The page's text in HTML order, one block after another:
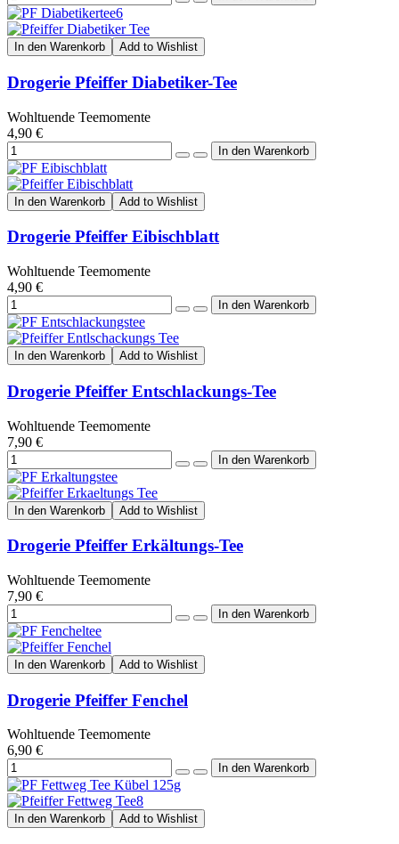
In den Warenkorb Add to Wishlist
Drogerie Pfeiffer Diabetiker-Tee
Wohltuende Teemomente
4,90 €
In den Warenkorb Add to Wishlist
Drogerie Pfeiffer Eibischblatt
Wohltuende Teemomente
4,90 €
In den Warenkorb Add to Wishlist
Drogerie Pfeiffer Entschlackungs-Tee
Wohltuende Teemomente
7,90 €
In den Warenkorb Add to Wishlist
Drogerie Pfeiffer Erkältungs-Tee
Wohltuende Teemomente
7,90 €
In den Warenkorb Add to Wishlist
Drogerie Pfeiffer Fenchel
Wohltuende Teemomente
6,90 €
In den Warenkorb Add to Wishlist